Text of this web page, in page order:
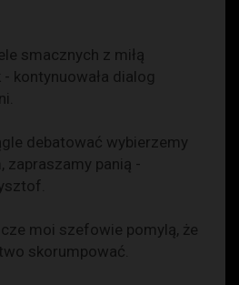
smacznych z miłą
kontynuowała dialog
debatować wybierzemy
zapraszamy panią -
moi szefowie pomylą, że
skorumpować.